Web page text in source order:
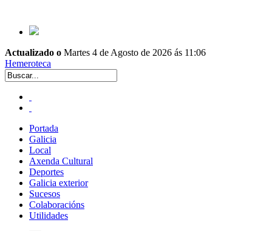
Actualizado o Martes 4 de Agosto de 2026 ás 11:06
Hemeroteca
Portada
Galicia
Local
Axenda Cultural
Deportes
Galicia exterior
Sucesos
Colaboracións
Utilidades